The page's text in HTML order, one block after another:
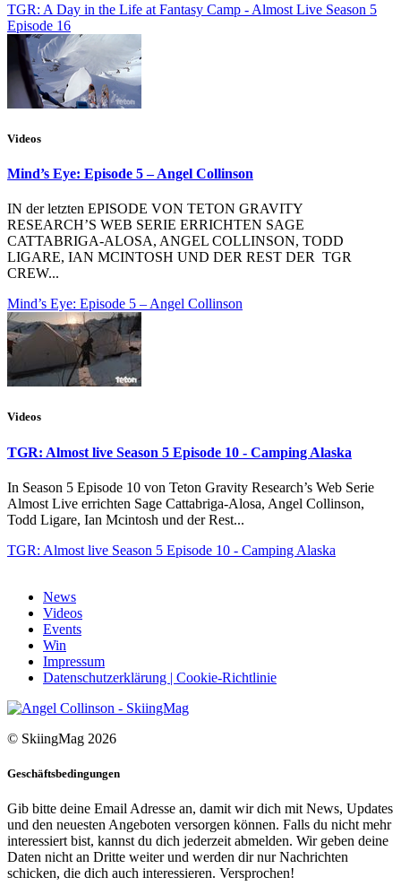
TGR: A Day in the Life at Fantasy Camp - Almost Live Season 5
Episode 16
Videos
Mind’s Eye: Episode 5 – Angel Collinson
IN der letzten EPISODE VON TETON GRAVITY
RESEARCH’S WEB SERIE ERRICHTEN SAGE
CATTABRIGA-ALOSA, ANGEL COLLINSON, TODD
LIGARE, IAN MCINTOSH UND DER REST DER TGR
CREW...
Mind’s Eye: Episode 5 – Angel Collinson
Videos
TGR: Almost live Season 5 Episode 10 - Camping Alaska
In Season 5 Episode 10 von Teton Gravity Research’s Web Serie
Almost Live errichten Sage Cattabriga-Alosa, Angel Collinson,
Todd Ligare, Ian Mcintosh und der Rest...
TGR: Almost live Season 5 Episode 10 - Camping Alaska
News
Videos
Events
Win
Impressum
Datenschutzerklärung | Cookie-Richtlinie
© SkiingMag 2026
Geschäftsbedingungen
Gib bitte deine Email Adresse an, damit wir dich mit News, Updates
und den neuesten Angeboten versorgen können. Falls du nicht mehr
interessiert bist, kannst du dich jederzeit abmelden. Wir geben deine
Daten nicht an Dritte weiter und werden dir nur Nachrichten
schicken, die dich auch interessieren. Versprochen!